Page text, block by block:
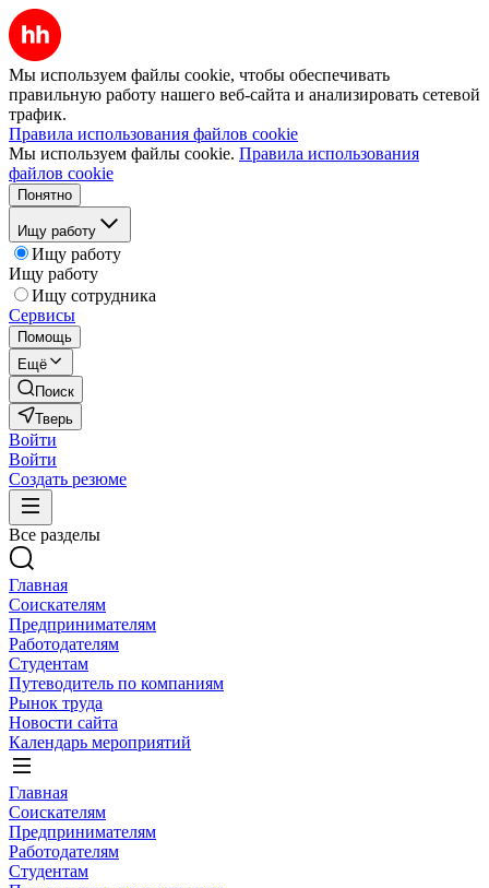
Мы используем файлы cookie, чтобы обеспечивать
правильную работу нашего веб-сайта и анализировать сетевой
трафик.
Правила использования файлов cookie
Мы используем файлы cookie. Правила использования
файлов cookie
Понятно
Ищу работу
Ищу работу
Ищу работу
Ищу сотрудника
Сервисы
Помощь
Ещё
Поиск
Тверь
Войти
Войти
Создать резюме
Все разделы
Главная
Соискателям
Предпринимателям
Работодателям
Студентам
Путеводитель по компаниям
Рынок труда
Новости сайта
Календарь мероприятий
Главная
Соискателям
Предпринимателям
Работодателям
Студентам